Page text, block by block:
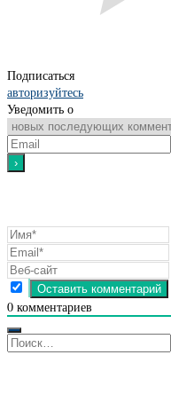
Подписаться
авторизуйтесь
Уведомить о
0 комментариев
Найти: